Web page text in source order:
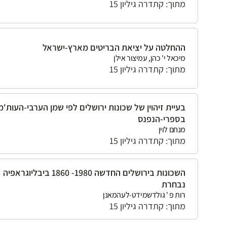
מתוך: קתדרה גיליון 15
ההחלטה על יציאת הבריטים מארץ-ישראל
מיכאל י' כהן, עמיצור אילן
מתוך: קתדרה גיליון 15
בעיית זיהוין של שכונות ירושלים לפי שמן הערבי-
בספרי-הנפנס
מנחם לוין
מתוך: קתדרה גיליון 15
השכונות בירושלים החדשה 1980- 1860 ביבליוגראפיה
נבחרת
רות פ ' גולדשמידט-לעהמאנן
מתוך: קתדרה גיליון 15